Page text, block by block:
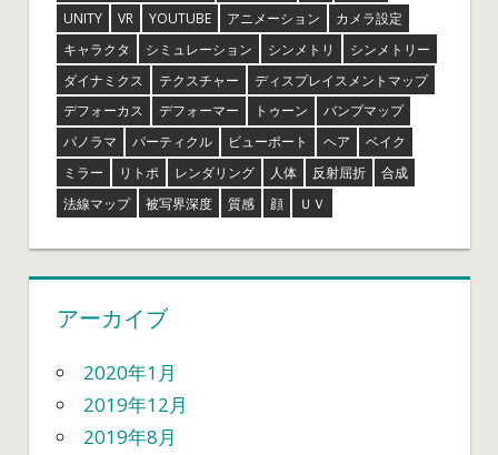
UNITY VR YOUTUBE アニメーション
カメラ設定
キャラクタ
シミュレーション シンメトリ
シンメトリー
ダイナミクス
テクスチャー
ディスプレイスメントマップ
デフォーカス
デフォーマー トゥーン
バンプマップ
パノラマ
パーティクル ビューポート ヘア
ベイク
ミラー
リトポ レンダリング 人体 反射屈折
合成
法線マップ
被写界深度 質感 顔 ＵＶ
アーカイブ
2020年1月
2019年12月
2019年8月